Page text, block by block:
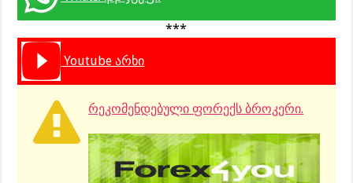
***
Youtube არხი
რეკომენდებული ფორექს ბროკერი.